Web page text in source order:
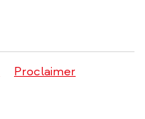
Proclaimer